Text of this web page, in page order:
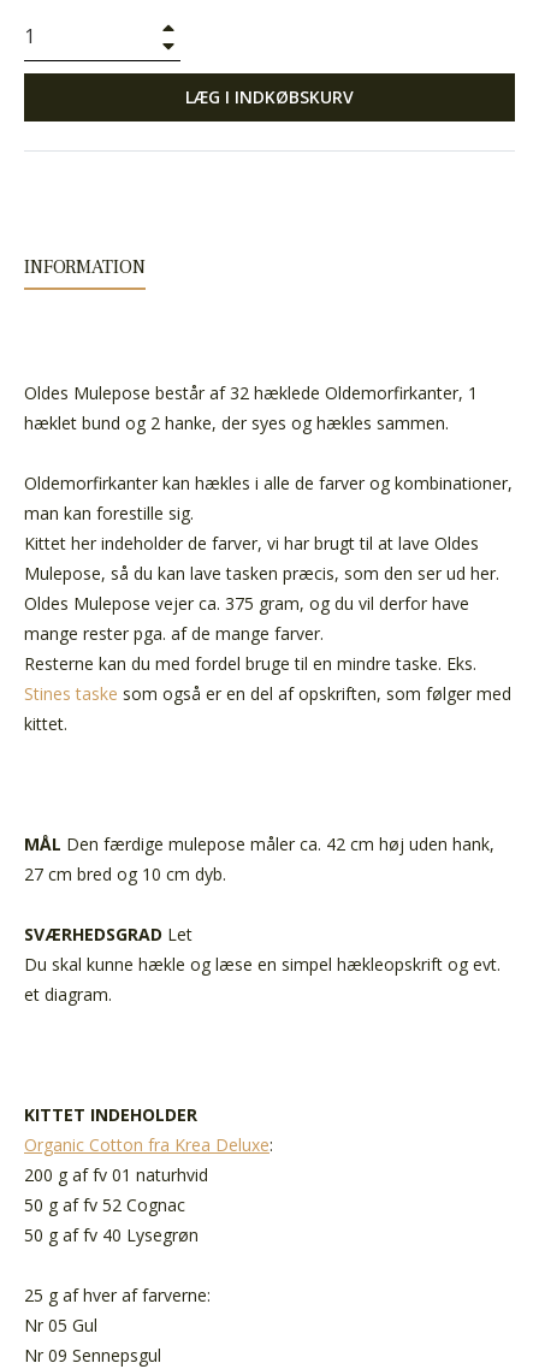
LÆG I INDKØBSKURV
INFORMATION
Oldes Mulepose består af 32 hæklede Oldemorfirkanter, 1
hæklet bund og 2 hanke, der syes og hækles sammen.
Oldemorfirkanter kan hækles i alle de farver og kombinationer,
man kan forestille sig.
Kittet her indeholder de farver, vi har brugt til at lave Oldes
Mulepose, så du kan lave tasken præcis, som den ser ud her.
Oldes Mulepose vejer ca. 375 gram, og du vil derfor have
mange rester pga. af de mange farver.
Resterne kan du med fordel bruge til en mindre taske. Eks.
Stines taske som også er en del af opskriften, som følger med
kittet.
MÅL Den færdige mulepose måler ca. 42 cm høj uden hank,
27 cm bred og 10 cm dyb.
SVÆRHEDSGRAD Let
Du skal kunne hækle og læse en simpel hækleopskrift og evt.
et diagram.
KITTET INDEHOLDER
Organic Cotton fra Krea Deluxe:
200 g af fv 01 naturhvid
50 g af fv 52 Cognac
50 g af fv 40 Lysegrøn
25 g af hver af farverne:
Nr 05 Gul
Nr 09 Sennepsgul